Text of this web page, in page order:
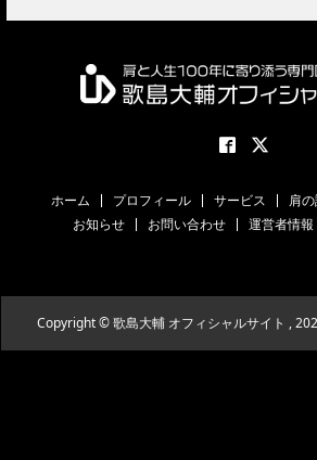
ホーム プロフィール サービス
肩
お知らせ
お問い合わせ 運営者情報
Copyright © 歌島大輔 オフィシャルサイト ,